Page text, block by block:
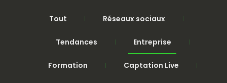
Tout Réseaux sociaux
Tendances Entreprise
Formation Captation Live